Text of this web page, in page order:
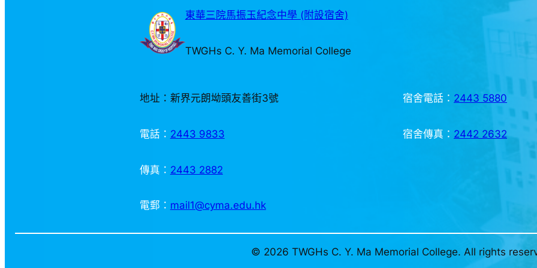
東華三院馬振玉紀念中學 (附設宿舍)
TWGHs C. Y. Ma Memorial College
地址：新界元朗坳頭友善街3號
電話： 2443 9833
傳真： 2443 2882
電郵： mail1@cyma.edu.hk
宿舍電話： 2443 5880
宿舍傳真： 2442 2632
© 2026 TWGHs C. Y. Ma Memorial College. All rights